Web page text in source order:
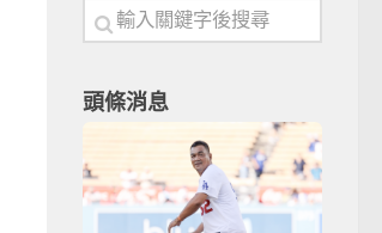
頭條消息